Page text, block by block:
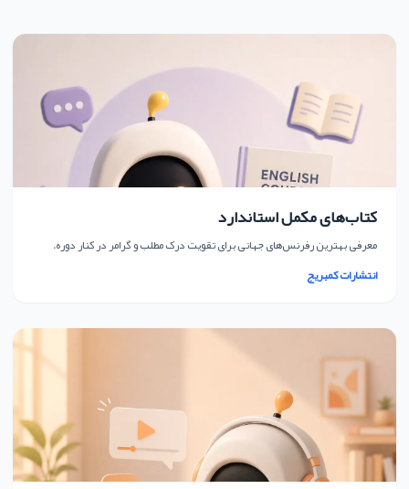
کتاب‌های مکمل استاندارد
معرفی بهترین رفرنس‌های جهانی برای تقویت درک مطلب و گرامر در کنار دوره.
انتشارات کمبریج